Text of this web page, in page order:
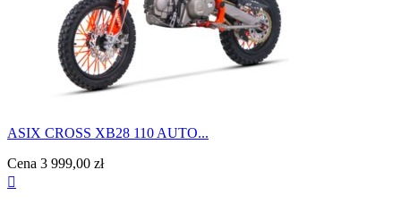
ASIX CROSS XB28 110 AUTO...
Cena 3 999,00 zł
